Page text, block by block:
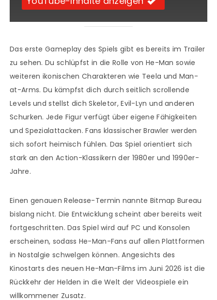
Das erste Gameplay des Spiels gibt es bereits im Trailer
zu sehen. Du schlüpfst in die Rolle von He-Man sowie
weiteren ikonischen Charakteren wie Teela und Man-
at-Arms. Du kämpfst dich durch seitlich scrollende
Levels und stellst dich Skeletor, Evil-Lyn und anderen
Schurken. Jede Figur verfügt über eigene Fähigkeiten
und Spezialattacken. Fans klassischer Brawler werden
sich sofort heimisch fühlen. Das Spiel orientiert sich
stark an den Action-Klassikern der 1980er und 1990er-
Jahre.
Einen genauen Release-Termin nannte Bitmap Bureau
bislang nicht. Die Entwicklung scheint aber bereits weit
fortgeschritten. Das Spiel wird auf PC und Konsolen
erscheinen, sodass He-Man-Fans auf allen Plattformen
in Nostalgie schwelgen können. Angesichts des
Kinostarts des neuen He-Man-Films im Juni 2026 ist die
Rückkehr der Helden in die Welt der Videospiele ein
willkommener Zusatz.